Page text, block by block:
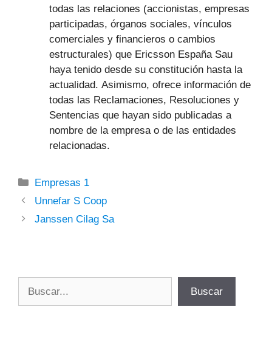
todas las relaciones (accionistas, empresas
participadas, órganos sociales, vínculos
comerciales y financieros o cambios
estructurales) que Ericsson España Sau
haya tenido desde su constitución hasta la
actualidad. Asimismo, ofrece información de
todas las Reclamaciones, Resoluciones y
Sentencias que hayan sido publicadas a
nombre de la empresa o de las entidades
relacionadas.
Categorías
Empresas 1
Unnefar S Coop
Janssen Cilag Sa
Buscar